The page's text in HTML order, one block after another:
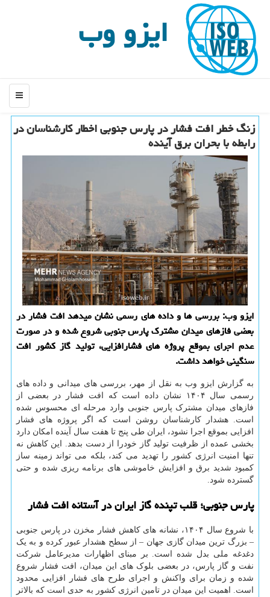
ایزو وب
منو
زنگ خطر افت فشار در پارس جنوبی اخطار کارشناسان در
رابطه با بحران برق آینده
ایزو وب: بررسی ها و داده های رسمی نشان میدهد افت فشار در
بعضی فازهای میدان مشترک پارس جنوبی شروع شده و در صورت
عدم اجرای بموقع پروژه های فشارافزایی، تولید گاز کشور افت
سنگینی خواهد داشت.
به گزارش ایزو وب به نقل از مهر، بررسی های میدانی و داده های
رسمی سال ۱۴۰۴ نشان داده است که افت فشار در بعضی از
فازهای میدان مشترک پارس جنوبی وارد مرحله ای محسوس شده
است. هشدار کارشناسان روشن است که اگر پروژه های فشار
افزایی بموقع اجرا نشود، ایران طی پنج تا هفت سال آینده امکان دارد
بخشی عمده از ظرفیت تولید گاز خودرا از دست بدهد. این کاهش نه
تنها امنیت انرژی کشور را تهدید می کند، بلکه می تواند زمینه ساز
کمبود شدید برق و افزایش خاموشی های برنامه ریزی شده و حتی
گسترده شود.
پارس جنوبی؛ قلب تپنده گاز ایران در آستانه افت فشار
با شروع سال ۱۴۰۴، نشانه های کاهش فشار مخزن در پارس جنوبی
– بزرگ ترین میدان گازی جهان – از سطح هشدار عبور کرده و به یک
دغدغه ملی بدل شده است. بر مبنای اظهارات مدیرعامل شرکت
نفت و گاز پارس، در بعضی بلوک های این میدان، افت فشار شروع
شده و زمان برای واکنش و اجرای طرح های فشار افزایی محدود
است. اهمیت این میدان در تامین انرژی کشور به حدی است که بالاتر